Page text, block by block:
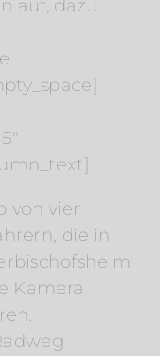
auf, dazu